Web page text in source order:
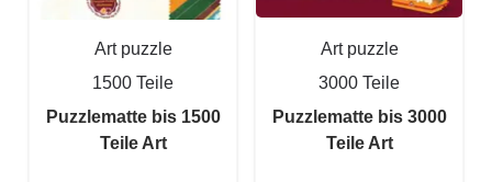
Art puzzle
1500 Teile
Puzzlematte bis 1500
Teile Art
Art puzzle
3000 Teile
Puzzlematte bis 3000
Teile Art